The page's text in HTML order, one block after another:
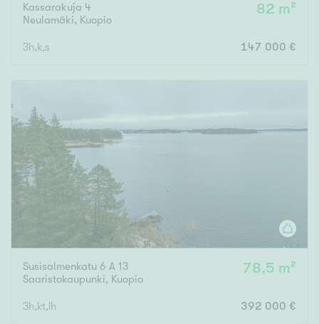
Kassarakuja 4
Neulamäki, Kuopio
82 m²
3h,k,s 147 000 €
Susisalmenkatu 6 A 13
Saaristokaupunki, Kuopio
78,5 m²
3h,kt,lh 392 000 €